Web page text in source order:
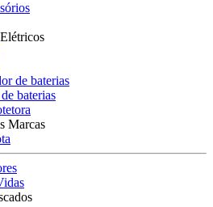
de baterias
baterias
Marcas